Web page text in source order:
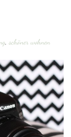
, schöner wohnen